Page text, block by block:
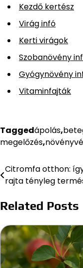
Kezdő kertész
Virág infó
Kerti virágok
Szobanövény
Gyógynövény
Vitaminfajták
Taggedápolás,
megelőzés,
Bejegyzés
navigáció
Citromfa otthon:
rajta tényleg
Related Posts